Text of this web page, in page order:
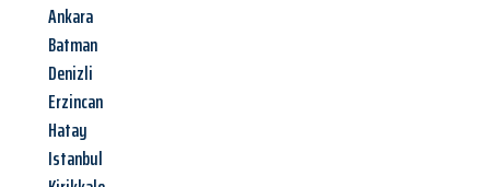
Ankara
Batman
Denizli
Erzincan
Hatay
Istanbul